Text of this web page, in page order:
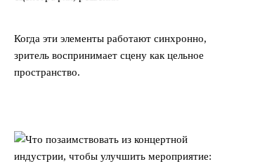
Когда эти элементы работают синхронно,
зритель воспринимает сцену как цельное
пространство.